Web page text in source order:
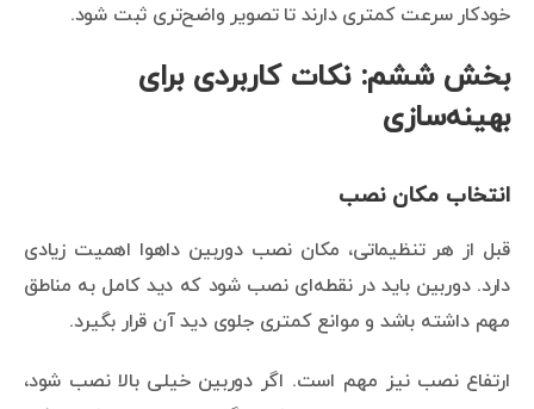
خودکار سرعت کمتری دارند تا تصویر واضح‌تری ثبت شود.
بخش ششم: نکات کاربردی برای
بهینه‌سازی
انتخاب مکان نصب
قبل از هر تنظیماتی، مکان نصب دوربین داهوا اهمیت زیادی
دارد. دوربین باید در نقطه‌ای نصب شود که دید کامل به مناطق
مهم داشته باشد و موانع کمتری جلوی دید آن قرار بگیرد.
ارتفاع نصب نیز مهم است. اگر دوربین خیلی بالا نصب شود،